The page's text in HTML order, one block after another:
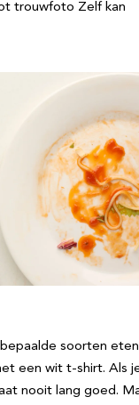
trouwfoto Zelf kan
soorten
een wit t-shirt. Als
nooit lang goed.